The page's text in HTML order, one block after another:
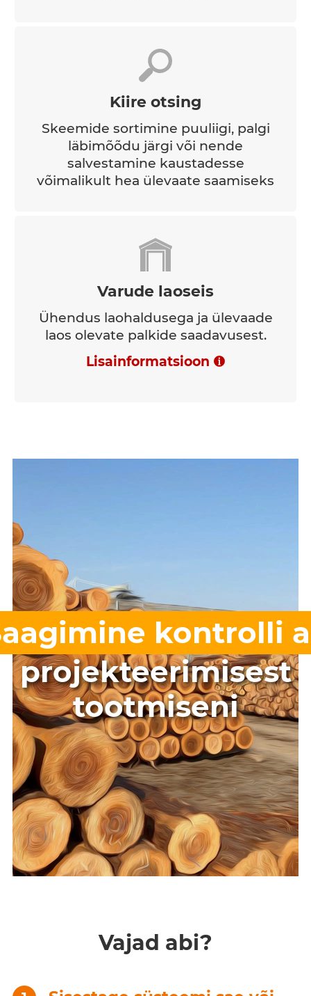
Kiire otsing
Skeemide sortimine puuliigi, palgi
läbimõõdu järgi või nende
salvestamine kaustadesse
võimalikult hea ülevaate saamiseks
Varude laoseis
Ühendus laohaldusega ja ülevaade
laos olevate palkide saadavusest.
Lisainformatsioon
kontrolli
projekteerimisest
tootmiseni
Vajad abi?